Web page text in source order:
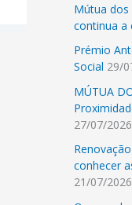
c
f
r
:
Mútua dos
continua a
Prémio
Social 29/
MÚTUA
27/07/2026
conhecer
21/07/2026